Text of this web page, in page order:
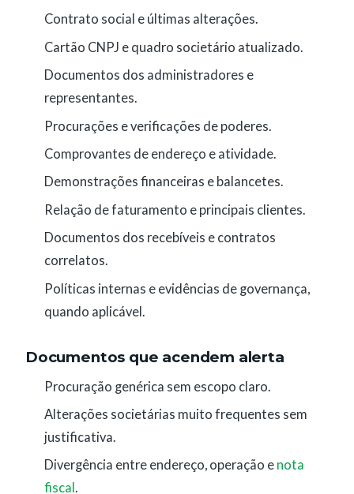
Contrato social e últimas alterações.
Cartão CNPJ e quadro societário atualizado.
Documentos dos administradores e
representantes.
Procurações e verificações de poderes.
Comprovantes de endereço e atividade.
Demonstrações financeiras e balancetes.
Relação de faturamento e principais clientes.
Documentos dos recebíveis e contratos
correlatos.
Políticas internas e evidências de governança,
quando aplicável.
Documentos que acendem alerta
Procuração genérica sem escopo claro.
Alterações societárias muito frequentes sem
justificativa.
Divergência entre endereço, operação e nota
fiscal .